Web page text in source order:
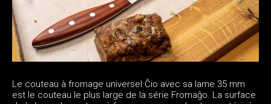
Le couteau à fromage universel Ĉio avec sa lame 35 mm
est le couteau le plus large de la série Fromaĝo. La surface